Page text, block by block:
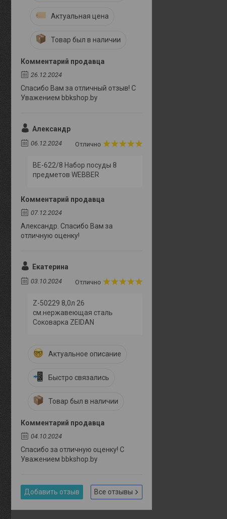
Актуальная цена
Товар был в наличии
Комментарий продавца
26.12.2024
Спасибо Вам за отличный отзыв! С
Уважением bbkshop.by
Александр
06.12.2024 Отлично
BE-622/8 Набор посуды 8
предметов WEBBER
Комментарий продавца
07.12.2024
Александр. Спасибо Вам за
отличную оценку!
Екатерина
03.10.2024 Отлично
Z-50229 8,0л 26
см.нержавеющая сталь
Соковарка ZEIDAN
Актуальное описание
Быстро связались
Товар был в наличии
Комментарий продавца
04.10.2024
Спасибо за отличную оценку! С
Уважением bbkshop.by
Добавить отзыв Все отзывы